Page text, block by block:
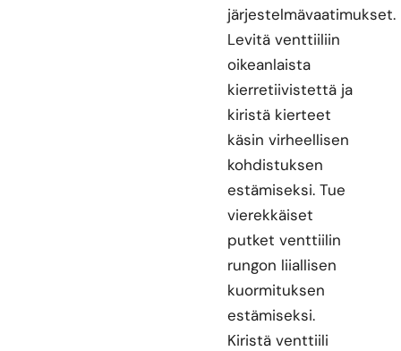
järjestelmävaatimukset.
Levitä venttiiliin
oikeanlaista
kierretiivistettä ja
kiristä kierteet
käsin virheellisen
kohdistuksen
estämiseksi. Tue
vierekkäiset
putket venttiilin
rungon liiallisen
kuormituksen
estämiseksi.
Kiristä venttiili